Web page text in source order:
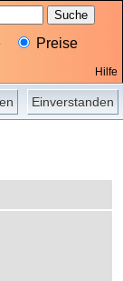
Einverstanden
Preise
Hilfe
Wettbewerbe